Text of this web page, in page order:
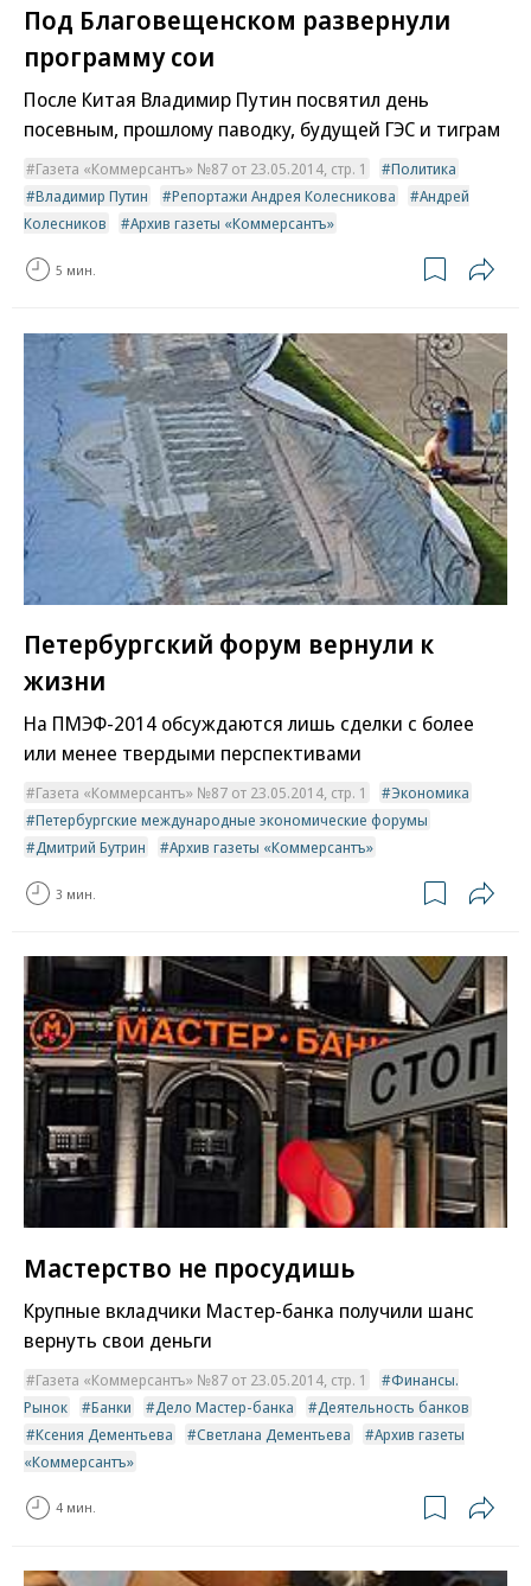
Под Благовещенском развернули
программу сои
После Китая Владимир Путин посвятил день
посевным, прошлому паводку, будущей ГЭС и тиграм
Газета «Коммерсантъ» №87 от 23.05.2014, стр. 1
Политика
Владимир Путин
Репортажи Андрея Колесникова
Андрей
Колесников
Архив газеты «Коммерсантъ»
5 мин.
Петербургский форум вернули к
жизни
На ПМЭФ-2014 обсуждаются лишь сделки с более
или менее твердыми перспективами
Газета «Коммерсантъ» №87 от 23.05.2014, стр. 1
Экономика
Петербургские международные экономические форумы
Дмитрий Бутрин
Архив газеты «Коммерсантъ»
3 мин.
Мастерство не просудишь
Крупные вкладчики Мастер-банка получили шанс
вернуть свои деньги
Газета «Коммерсантъ» №87 от 23.05.2014, стр. 1
Финансы.
Рынок
Банки Дело Мастер-банка
Деятельность банков
Ксения Дементьева
Светлана Дементьева
Архив газеты
«Коммерсантъ»
4 мин.